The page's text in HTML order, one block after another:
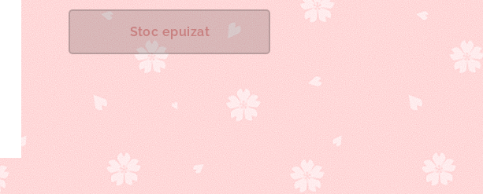
Stoc epuizat